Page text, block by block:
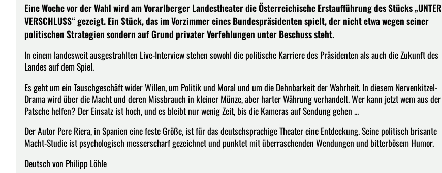
Eine Woche vor der Wahl wird am Vorarlberger Landestheater die Österreichische Erstaufführung des Stücks „UNTER
VERSCHLUSS“ gezeigt. Ein Stück, das im Vorzimmer eines Bundespräsidenten spielt, der nicht etwa wegen seiner
politischen Strategien sondern auf Grund privater Verfehlungen unter Beschuss steht.
In einem landesweit ausgestrahlten Live-Interview stehen sowohl die politische Karriere des Präsidenten als auch die Zukunft des
Landes auf dem Spiel.
Es geht um ein Tauschgeschäft wider Willen, um Politik und Moral und um die Dehnbarkeit der Wahrheit. In diesem Nervenkitzel-
Drama wird über die Macht und deren Missbrauch in kleiner Münze, aber harter Währung verhandelt. Wer kann jetzt wem aus der
Patsche helfen? Der Einsatz ist hoch, und es bleibt nur wenig Zeit, bis die Kameras auf Sendung gehen ...
Der Autor Pere Riera, in Spanien eine feste Größe, ist für das deutschsprachige Theater eine Entdeckung. Seine politisch brisante
Macht-Studie ist psychologisch messerscharf gezeichnet und punktet mit überraschenden Wendungen und bitterbösem Humor.
Deutsch von Philipp Löhle